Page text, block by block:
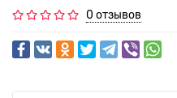
0 отзывов